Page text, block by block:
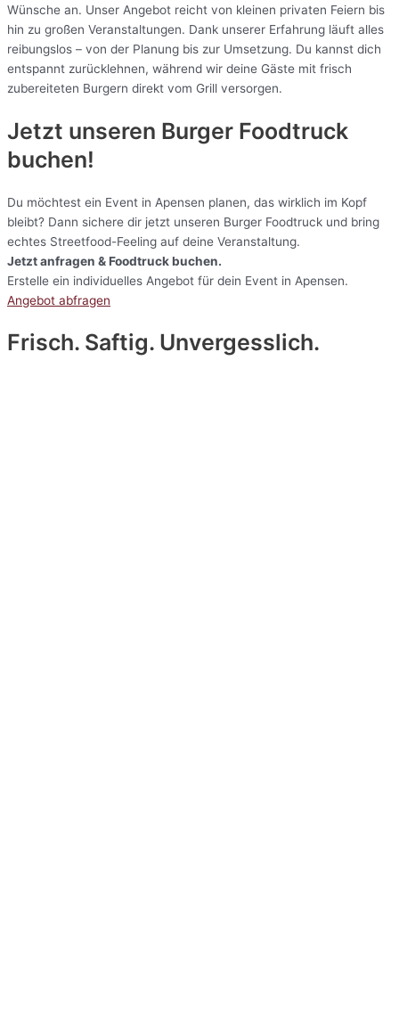
Wünsche an. Unser Angebot reicht von kleinen privaten Feiern bis
hin zu großen Veranstaltungen. Dank unserer Erfahrung läuft alles
reibungslos – von der Planung bis zur Umsetzung. Du kannst dich
entspannt zurücklehnen, während wir deine Gäste mit frisch
zubereiteten Burgern direkt vom Grill versorgen.
Jetzt unseren Burger Foodtruck
buchen!
Du möchtest ein Event in Apensen planen, das wirklich im Kopf
bleibt? Dann sichere dir jetzt unseren Burger Foodtruck und bring
echtes Streetfood-Feeling auf deine Veranstaltung.
Jetzt anfragen & Foodtruck buchen.
Erstelle ein individuelles Angebot für dein Event in Apensen.
Angebot abfragen
Frisch. Saftig. Unvergesslich.